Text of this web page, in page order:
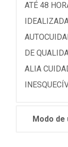
ATÉ 48
DE
ALIA
Modo de